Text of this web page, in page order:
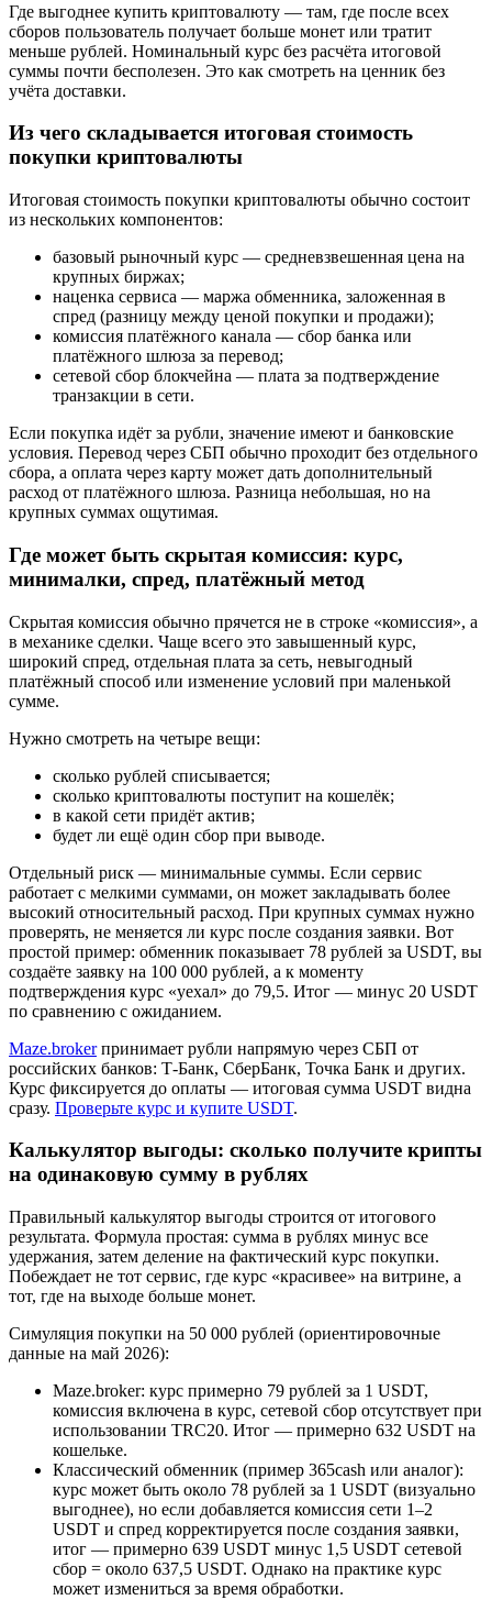
Где выгоднее купить криптовалюту — там, где после всех
сборов пользователь получает больше монет или тратит
меньше рублей. Номинальный курс без расчёта итоговой
суммы почти бесполезен. Это как смотреть на ценник без
учёта доставки.
Из чего складывается итоговая стоимость
покупки криптовалюты
Итоговая стоимость покупки криптовалюты обычно состоит
из нескольких компонентов:
базовый рыночный курс — средневзвешенная цена на
крупных биржах;
наценка сервиса — маржа обменника, заложенная в
спред (разницу между ценой покупки и продажи);
комиссия платёжного канала — сбор банка или
платёжного шлюза за перевод;
сетевой сбор блокчейна — плата за подтверждение
транзакции в сети.
Если покупка идёт за рубли, значение имеют и банковские
условия. Перевод через СБП обычно проходит без отдельного
сбора, а оплата через карту может дать дополнительный
расход от платёжного шлюза. Разница небольшая, но на
крупных суммах ощутимая.
Где может быть скрытая комиссия: курс,
минималки, спред, платёжный метод
Скрытая комиссия обычно прячется не в строке «комиссия», а
в механике сделки. Чаще всего это завышенный курс,
широкий спред, отдельная плата за сеть, невыгодный
платёжный способ или изменение условий при маленькой
сумме.
Нужно смотреть на четыре вещи:
сколько рублей списывается;
сколько криптовалюты поступит на кошелёк;
в какой сети придёт актив;
будет ли ещё один сбор при выводе.
Отдельный риск — минимальные суммы. Если сервис
работает с мелкими суммами, он может закладывать более
высокий относительный расход. При крупных суммах нужно
проверять, не меняется ли курс после создания заявки. Вот
простой пример: обменник показывает 78 рублей за USDT, вы
создаёте заявку на 100 000 рублей, а к моменту
подтверждения курс «уехал» до 79,5. Итог — минус 20 USDT
по сравнению с ожиданием.
Maze.brokerпринимает рубли напрямую через СБП от
российских банков: Т-Банк, СберБанк, Точка Банк и других.
Курс фиксируется до оплаты — итоговая сумма USDT видна
сразу. Проверьте курс и купите USDT.
Калькулятор выгоды: сколько получите крипты
на одинаковую сумму в рублях
Правильный калькулятор выгоды строится от итогового
результата. Формула простая: сумма в рублях минус все
удержания, затем деление на фактический курс покупки.
Побеждает не тот сервис, где курс «красивее» на витрине, а
тот, где на выходе больше монет.
Симуляция покупки на 50 000 рублей (ориентировочные
данные на май 2026):
Maze.broker: курс примерно 79 рублей за 1 USDT,
комиссия включена в курс, сетевой сбор отсутствует при
использовании TRC20. Итог — примерно 632 USDT на
кошельке.
Классический обменник (пример 365cash или аналог):
курс может быть около 78 рублей за 1 USDT (визуально
выгоднее), но если добавляется комиссия сети 1–2
USDT и спред корректируется после создания заявки,
итог — примерно 639 USDT минус 1,5 USDT сетевой
сбор = около 637,5 USDT. Однако на практике курс
может измениться за время обработки.